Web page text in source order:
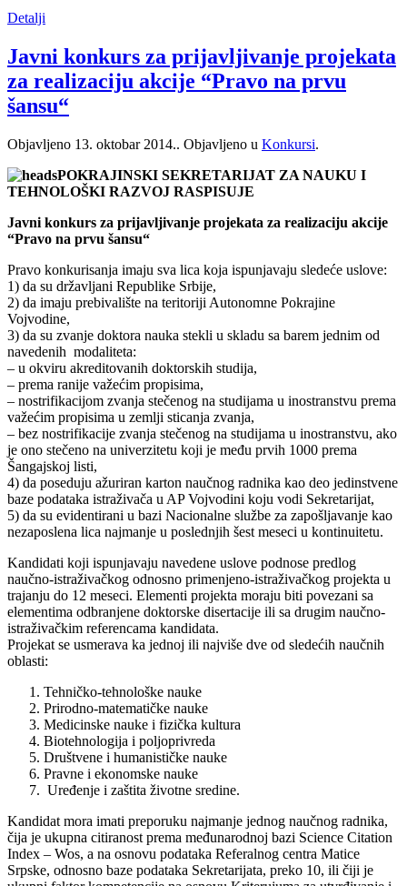
Detalji
Javni konkurs za prijavljivanje projekata
za realizaciju akcije “Pravo na prvu
šansu“
Objavljeno 13. oktobar 2014.. Objavljeno u Konkursi.
POKRAJINSKI SEKRETARIJAT ZA NAUKU I
TEHNOLOŠKI RAZVOJ RASPISUJE
Javni konkurs za prijavljivanje projekata za realizaciju akcije
“Pravo na prvu šansu“
Pravo konkurisanja imaju sva lica koja ispunjavaju sledeće uslove:
1) da su državljani Republike Srbije,
2) da imaju prebivalište na teritoriji Autonomne Pokrajine
Vojvodine,
3) da su zvanje doktora nauka stekli u skladu sa barem jednim od
navedenih modaliteta:
– u okviru akreditovanih doktorskih studija,
– prema ranije važećim propisima,
– nostrifikacijom zvanja stečenog na studijama u inostranstvu prema
važećim propisima u zemlji sticanja zvanja,
– bez nostrifikacije zvanja stečenog na studijama u inostranstvu, ako
je ono stečeno na univerzitetu koji je među prvih 1000 prema
Šangajskoj listi,
4) da poseduju ažuriran karton naučnog radnika kao deo jedinstvene
baze podataka istraživača u AP Vojvodini koju vodi Sekretarijat,
5) da su evidentirani u bazi Nacionalne službe za zapošljavanje kao
nezaposlena lica najmanje u poslednjih šest meseci u kontinuitetu.
Kandidati koji ispunjavaju navedene uslove podnose predlog
naučno-istraživačkog odnosno primenjeno-istraživačkog projekta u
trajanju do 12 meseci. Elementi projekta moraju biti povezani sa
elementima odbranjene doktorske disertacije ili sa drugim naučno-
istraživačkim referencama kandidata.
Projekat se usmerava ka jednoj ili najviše dve od sledećih naučnih
oblasti:
Tehničko-tehnološke nauke
Prirodno-matematičke nauke
Medicinske nauke i fizička kultura
Biotehnologija i poljoprivreda
Društvene i humanističke nauke
Pravne i ekonomske nauke
Uređenje i zaštita životne sredine.
Kandidat mora imati preporuku najmanje jednog naučnog radnika,
čija je ukupna citiranost prema međunarodnoj bazi Science Citation
Index – Wos, a na osnovu podataka Referalnog centra Matice
Srpske, odnosno baze podataka Sekretarijata, preko 10, ili čiji je